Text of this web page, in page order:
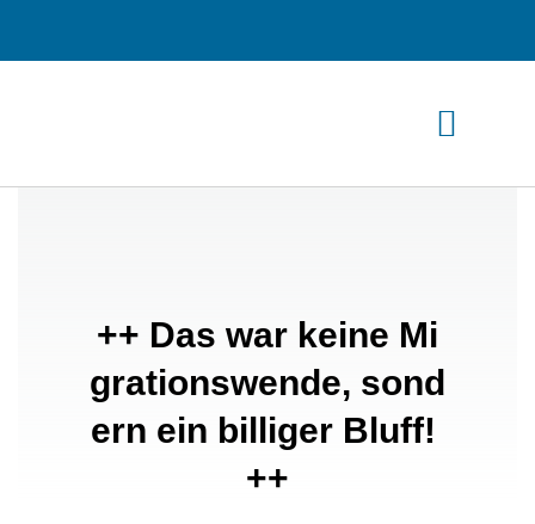
Zum
++ Das war keine Mi
grationswende, sond
ern ein billiger Bluff!
++